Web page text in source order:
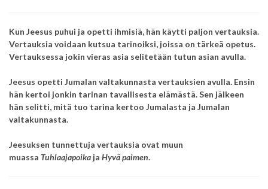
Kun Jeesus puhui ja opetti ihmisiä, hän käytti paljon vertauksia.
Vertauksia voidaan kutsua tarinoiksi, joissa on tärkeä opetus.
Vertauksessa jokin vieras asia selitetään tutun asian avulla.
Jeesus opetti Jumalan valtakunnasta vertauksien avulla. Ensin
hän kertoi jonkin tarinan tavallisesta elämästä.Sen jälkeen
hän selitti, mitä tuo tarina kertoo Jumalasta ja Jumalan
valtakunnasta.
Jeesuksen tunnettuja vertauksia ovat muun
muassa Tuhlaajapoika ja Hyvä paimen.